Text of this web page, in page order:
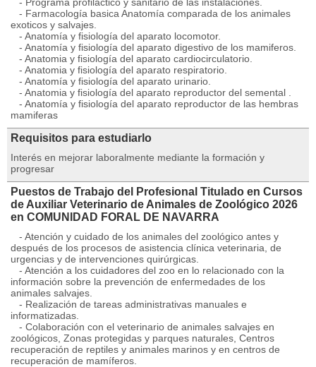
- Farmacología basica Anatomía comparada de los animales
exoticos y salvajes.
- Anatomía y fisiología del aparato locomotor.
- Anatomía y fisiología del aparato digestivo de los mami­feros.
- Anatomia y fisiología del aparato cardiocirculatorio.
- Anatomia y fisiología del aparato respiratorio.
- Anatomía y fisiología del aparato urinario.
- Anatomia y fisiología del aparato reproductor del semental .
- Anatomía y fisiología del aparato reproductor de las hembras
mamiferas
Requisitos para estudiarlo
Interés en mejorar laboralmente mediante la formación y
progresar
Puestos de Trabajo del Profesional Titulado en Cursos
de Auxiliar Veterinario de Animales de Zoológico 2026
en COMUNIDAD FORAL DE NAVARRA
- Atención y cuidado de los animales del zoológico antes y
después de los procesos de asistencia clínica veterinaria, de
urgencias y de intervenciones quirúrgicas.
- Atención a los cuidadores del zoo en lo relacionado con la
información sobre la prevención de enfermedades de los
animales salvajes.
- Realización de tareas administrativas manuales e
informatizadas.
- Colaboración con el veterinario de animales salvajes en
zoológicos, Zonas protegidas y parques naturales, Centros
recuperación de reptiles y animales marinos y en centros de
recuperación de mamíferos.